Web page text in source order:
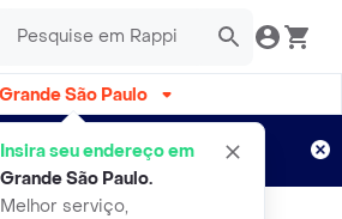
Grande São Paulo
Insira seu endereço em
Grande São Paulo.
Melhor serviço,
grátis por 15 dias!
Aplicam T&C